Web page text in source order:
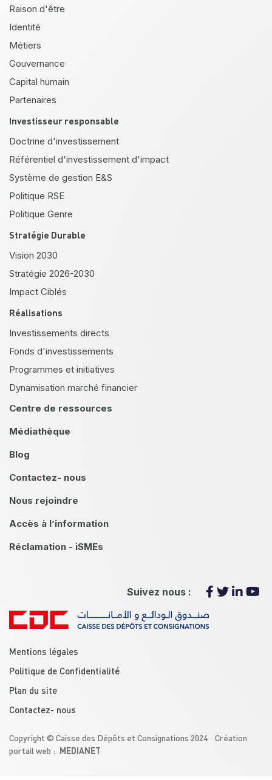
Raison d'être
Identité
Métiers
Gouvernance
Capital humain
Partenaires
Investisseur responsable
Doctrine d'investissement
Référentiel d'investissement d'impact
Système de gestion E&S
Politique RSE
Politique Genre
Stratégie Durable
Vision 2030
Stratégie 2026-2030
Impact Ciblés
Réalisations
Investissements directs
Fonds d'investissements
Programmes et initiatives
Dynamisation marché financier
Centre de ressources
Médiathèque
Blog
Contactez- nous
Nous rejoindre
Accès à l’information
Réclamation - iSMEs
Suivez nous :
Mentions légales
Politique de Confidentialité
Plan du site
Contactez- nous
Copyright © Caisse des Dépôts et Consignations 2024 Création
portail web : MEDIANET